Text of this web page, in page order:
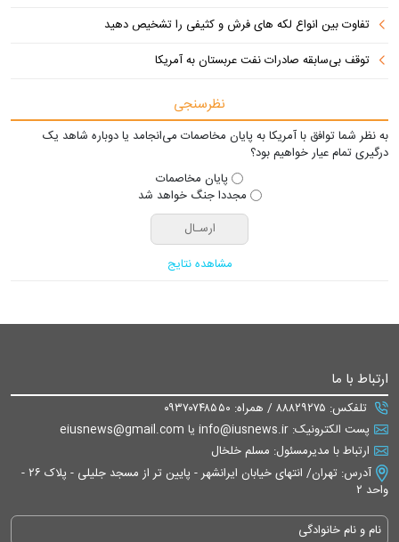
تفاوت‌ بین انواع لکه های فرش و کثیفی را تشخیص دهید
توقف بی‌سابقه صادرات نفت عربستان به آمریکا
نظرسنجی
به نظر شما توافق با آمریکا به پایان مخاصمات می‌انجامد یا دوباره شاهد یک
درگیری تمام عیار خواهیم بود؟
پایان مخاصمات
مجددا جنگ خواهد شد
مشاهده نتایج
ارتباط با ما
تلفکس: ۸۸۸۲۹۲۷۵ / همراه: ۰۹۳۷۰۷۴۸۵۵۰
پست الکترونیک: info@iusnews.ir یا eiusnews@gmail.com
ارتباط با مدیرمسئول: مسلم خلخال
آدرس: تهران/ انتهای خیابان ایرانشهر - پایین تر از مسجد جلیلی - پلاک ۲۶ -
واحد ۲